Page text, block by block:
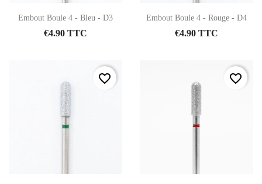
Embout Boule 4 - Bleu - D3
€4.90 TTC
Embout Boule 4 - Rouge - D4
€4.90 TTC
favorite_border favorite_border